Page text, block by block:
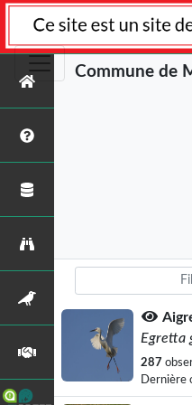
Commune de
Egretta
287
Dernière